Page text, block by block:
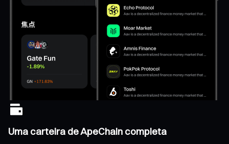
Uma carteira de ApeChain completa